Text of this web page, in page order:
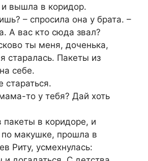
и вышла в коридор.
– спросила она у брата. –
А вас кто сюда звал?
ты меня, доченька,
старалась. Пакеты из
себе.
стараться.
то у тебя? Дай хоть
пакеты в коридоре, и
по макушке, прошла в
Риту, усмехнулась: